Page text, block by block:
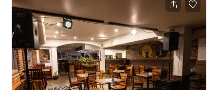
personnes, pouvant être réparties entre la zone bar et le
salon, selon les besoins de l'événement. L'espace
événementiel est équipé de banquettes, places au bar, tables
hautes et espace